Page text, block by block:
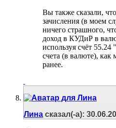
Вы также сказали,
зачисления (в моем
ничего страшного,
доход в КУДиР в
используя счёт
счета (в валюте), как
ранее.
Лина сказал(-а):